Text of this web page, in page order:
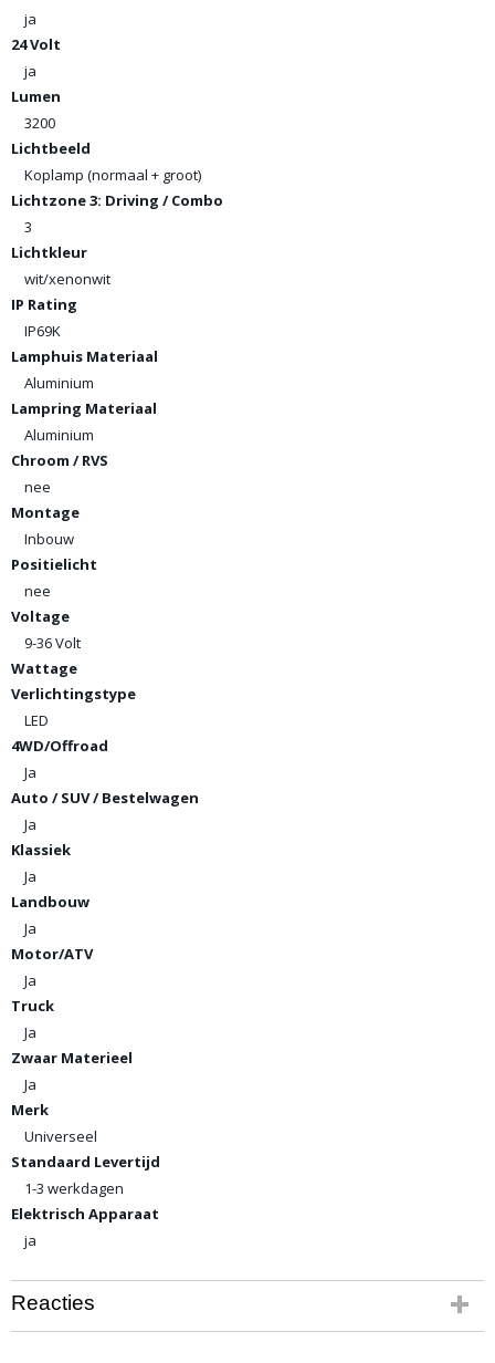
ja
24 Volt
ja
Lumen
3200
Lichtbeeld
Koplamp (normaal + groot)
Lichtzone 3: Driving / Combo
3
Lichtkleur
wit/xenonwit
IP Rating
IP69K
Lamphuis Materiaal
Aluminium
Lampring Materiaal
Aluminium
Chroom / RVS
nee
Montage
Inbouw
Positielicht
nee
Voltage
9-36 Volt
Wattage
Verlichtingstype
LED
4WD/Offroad
Ja
Auto / SUV / Bestelwagen
Ja
Klassiek
Ja
Landbouw
Ja
Motor/ATV
Ja
Truck
Ja
Zwaar Materieel
Ja
Merk
Universeel
Standaard Levertijd
1-3 werkdagen
Elektrisch Apparaat
ja
Reacties